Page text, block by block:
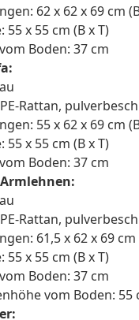
62 x 62 x 69 cm
55 x 55 cm (B x T)
Boden: 37 cm
Rattan,
55 x 62 x 69 cm
55 x 55 cm (B x T)
Boden: 37 cm
Rattan,
61,5 x 62 x 69 cm
55 x 55 cm (B x T)
Boden: 37 cm
vom Boden: 55